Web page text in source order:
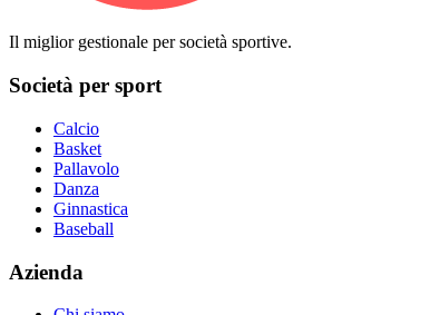
Il miglior gestionale per società sportive.
Società per sport
Calcio
Basket
Pallavolo
Danza
Ginnastica
Baseball
Azienda